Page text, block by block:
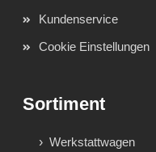
Kundenservice
Cookie Einstellungen
Sortiment
Werkstattwagen